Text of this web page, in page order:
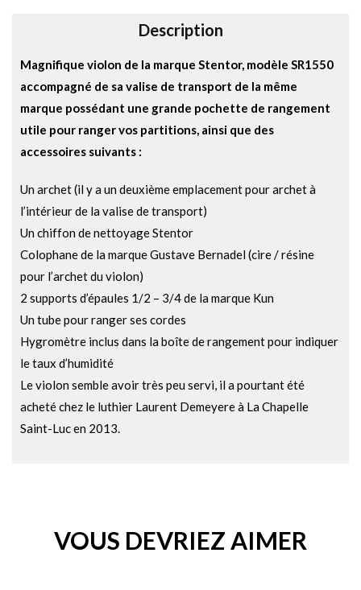
:
Description
Magnifique violon de la marque Stentor, modèle SR1550
accompagné de sa valise de transport de la même
marque possédant une grande pochette de rangement
utile pour ranger vos partitions, ainsi que des
accessoires suivants :
Un archet (il y a un deuxième emplacement pour archet à
l’intérieur de la valise de transport)
Un chiffon de nettoyage Stentor
Colophane de la marque Gustave Bernadel (cire / résine
pour l’archet du violon)
2 supports d’épaules 1/2 – 3/4 de la marque Kun
Un tube pour ranger ses cordes
Hygromètre inclus dans la boîte de rangement pour indiquer
le taux d’humidité
Le violon semble avoir très peu servi, il a pourtant été
acheté chez le luthier Laurent Demeyere à La Chapelle
Saint-Luc en 2013.
VOUS DEVRIEZ AIMER